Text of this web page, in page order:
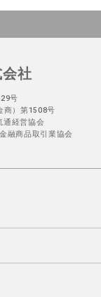
社
号
商）第1508号
通経営協会
融商品取引業協会